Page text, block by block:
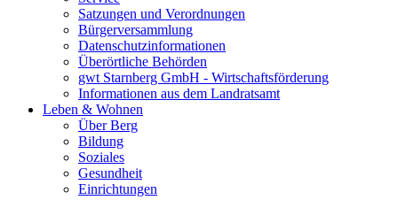
Satzungen und Verordnungen
Bürgerversammlung
Datenschutzinformationen
Überörtliche Behörden
gwt Starnberg GmbH - Wirtschaftsförderung
Informationen aus dem Landratsamt
Leben & Wohnen
Über Berg
Bildung
Soziales
Gesundheit
Einrichtungen